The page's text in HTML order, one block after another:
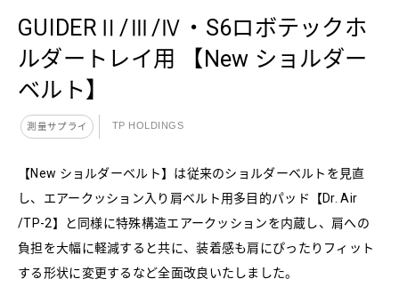
GUIDERⅡ/Ⅲ/Ⅳ・S6ロボテックホ
ルダートレイ用 【New ショルダー
ベルト】
測量サプライ TP HOLDINGS
【New ショルダーベルト】は従来のショルダーベルトを見直
し、エアークッション入り肩ベルト用多目的パッド【Dr. Air
/TP-2】と同様に特殊構造エアークッションを内蔵し、肩への
負担を大幅に軽減すると共に、装着感も肩にぴったりフィット
する形状に変更するなど全面改良いたしました。